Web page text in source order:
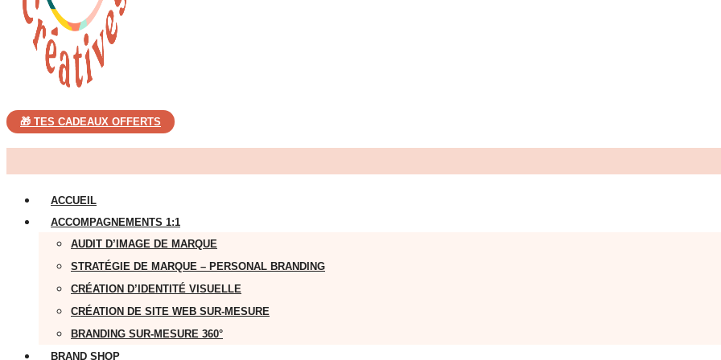
🎁 TES CADEAUX OFFERTS
ACCUEIL
ACCOMPAGNEMENTS 1:1
AUDIT D’IMAGE DE MARQUE
STRATÉGIE DE MARQUE – PERSONAL BRANDING
CRÉATION D’IDENTITÉ VISUELLE
CRÉATION DE SITE WEB SUR-MESURE
BRANDING SUR-MESURE 360°
BRAND SHOP